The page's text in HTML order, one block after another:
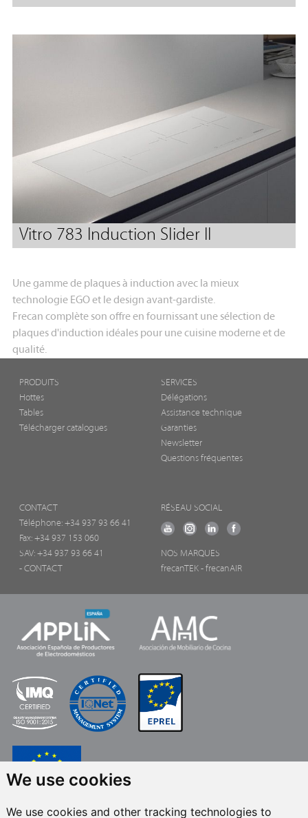
We use cookies
We use cookies and other tracking technologies to
Vitro 783 Induction Slider II
Une gamme de plaques à induction avec la mieux
technologie EGO et le design avant-gardiste.
Frecan complète son offre en fournissant une sélection de
plaques d'induction idéales pour une cuisine moderne et de
qualité.
PRODUITS
Hottes
Tables
Télécharger catalogues
SERVICES
Délégations
Assistance technique
Garanties
Newsletter
Questions fréquentes
CONTACT
Téléphone: +34 937 93 66 41
Fax: +34 937 153 060
SAV: +34 937 93 66 41
- CONTACT
RÉSEAU SOCIAL
NOS MARQUES
frecanTEK - frecanAIR